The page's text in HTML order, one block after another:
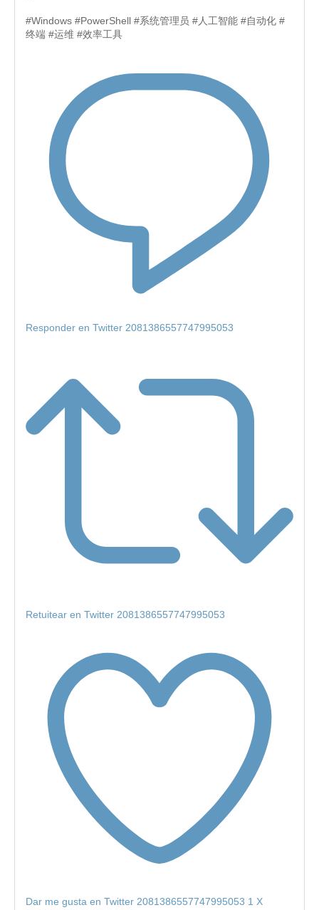
#Windows #PowerShell #系统管理员 #人工智能 #自动化 #
终端 #运维 #效率工具
Responder en Twitter 2081386557747995053
Retuitear en Twitter 2081386557747995053
Dar me gusta en Twitter 2081386557747995053 1 X